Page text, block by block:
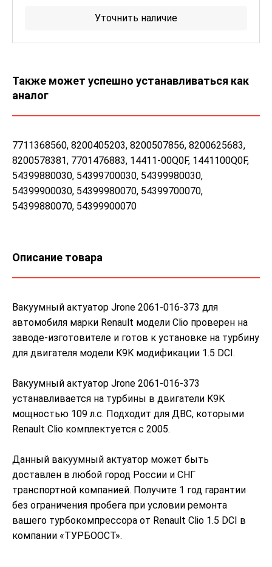
Уточнить наличие
Также может успешно устанавливаться как
аналог
7711368560, 8200405203, 8200507856, 8200625683,
8200578381, 7701476883, 14411-00Q0F, 1441100Q0F,
54399880030, 54399700030, 54399980030,
54399900030, 54399980070, 54399700070,
54399880070, 54399900070
Описание товара
Вакуумный актуатор Jrone 2061-016-373 для
автомобиля марки Renault модели Clio проверен на
заводе-изготовителе и готов к установке на турбину
для двигателя модели K9K модификации 1.5 DCI.
Вакуумный актуатор Jrone 2061-016-373
устанавливается на турбины в двигатели K9K
мощностью 109 л.с. Подходит для ДВС, которыми
Renault Clio комплектуется с 2005.
Данный вакуумный актуатор может быть
доставлен в любой город России и СНГ
транспортной компанией. Получите 1 год гарантии
без ограничения пробега при условии ремонта
вашего турбокомпрессора от Renault Clio 1.5 DCI в
компании «ТУРБООСТ».